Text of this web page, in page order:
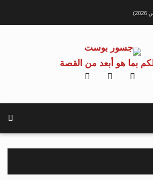
بما هو أبعد من القصة